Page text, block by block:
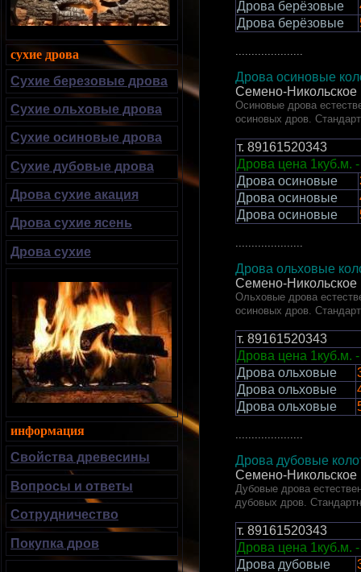
Дрова берёзовые
Дрова берёзовые
Дрова осиновые
Семено-Никольское
Осиновые дрова
осиновых дров.
т. 89161520343
Дрова цена 1куб.м.
Дрова осиновые
Дрова осиновые
Дрова осиновые
Дрова ольховые
Семено-Никольское
Ольховые дрова
осиновых дров.
т. 89161520343
Дрова цена 1куб.м.
Дрова ольховые
Дрова ольховые
Дрова ольховые
Дрова дубовые
Семено-Никольское
Дубовые дрова
дубовых дров.
т. 89161520343
Дрова цена 1куб.м.
Дрова дубовые
сухие дрова
Сухие березовые дрова
Сухие ольховые дрова
Сухие осиновые дрова
Сухие дубовые дрова
Дрова сухие акация
Дрова сухие ясень
Дрова сухие
информация
Свойства древесины
Вопросы и ответы
Сотрудничество
Покупка дров